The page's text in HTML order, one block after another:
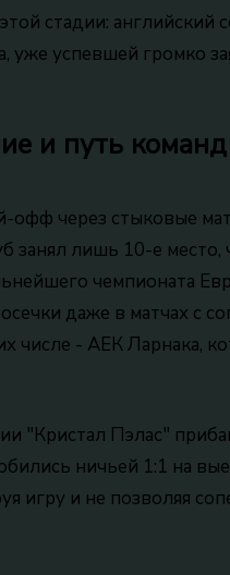
стадии: английский
уже успевшей громко
и путь
офф через стыковые
занял лишь 10-е место,
чемпионата
даже в матчах с
числе - АЕК Ларнака,
"Кристал Пэлас"
ничьей 1:1 на
игру и не позволяя